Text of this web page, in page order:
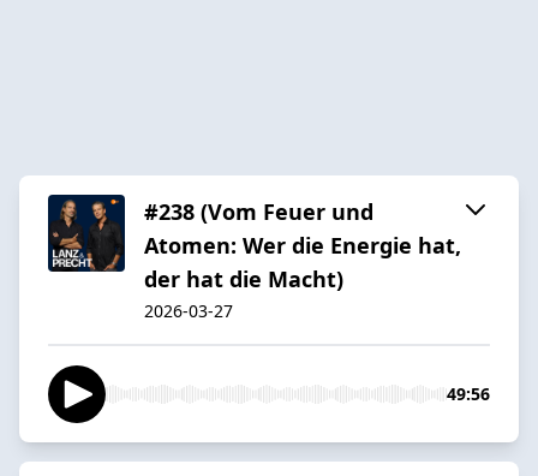
#238 (Vom Feuer und
Atomen: Wer die Energie hat,
der hat die Macht)
2026-03-27
49:56